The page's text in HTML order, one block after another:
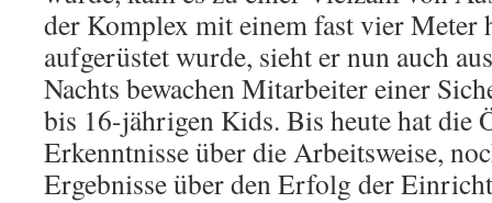
der Komplex mit einem fast vier Meter
aufgerüstet wurde, sieht er nun auch
Nachts bewachen Mitarbeiter einer
bis 16-jährigen Kids. Bis heute hat die
Erkenntnisse über die Arbeitsweise,
Ergebnisse über den Erfolg der